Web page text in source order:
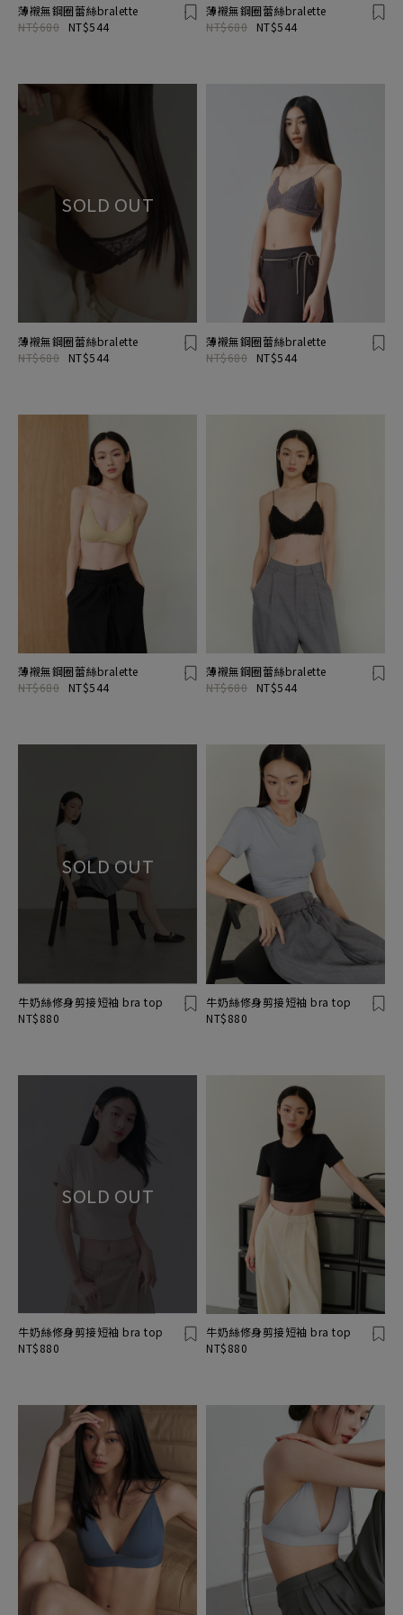
薄襯無鋼圈蕾絲bralette
NT$680
NT$544
薄襯無鋼圈蕾絲bralette
NT$680
NT$544
薄襯無鋼圈蕾絲bralette
NT$680
NT$544
薄襯無鋼圈蕾絲bralette
NT$680
NT$544
薄襯無鋼圈蕾絲bralette
NT$680
NT$544
薄襯無鋼圈蕾絲bralette
NT$680
NT$544
牛奶絲修身剪接短袖 bra top
NT$880
牛奶絲修身剪接短袖 bra top
NT$880
牛奶絲修身剪接短袖 bra top
NT$880
牛奶絲修身剪接短袖 bra top
NT$880